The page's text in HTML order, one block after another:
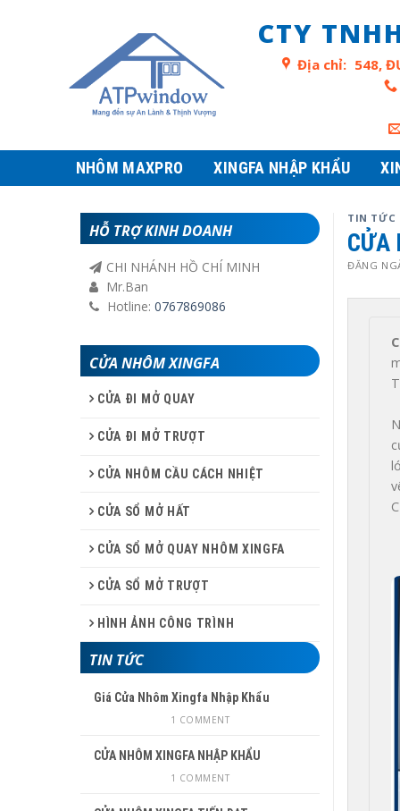
CTY
Địa chỉ: 548,
NHÔM MAXPRO XINGFA NHẬP KHẨU
HỖ TRỢ KINH DOANH
CHI NHÁNH HỒ CHÍ MINH
Mr.Ban
Hotline: 0767869086
CỬA NHÔM XINGFA
CỬA ĐI MỞ QUAY
CỬA ĐI MỞ TRƯỢT
CỬA NHÔM CẦU CÁCH NHIỆT
CỬA SỔ MỞ HẤT
CỬA SỔ MỞ QUAY NHÔM XINGFA
CỬA SỔ MỞ TRƯỢT
HÌNH ẢNH CÔNG TRÌNH
TIN TỨC
Giá Cửa Nhôm Xingfa Nhập Khẩu
1 COMMENT
CỬA NHÔM XINGFA NHẬP KHẨU
1 COMMENT
TIN TỨC
CỬA
ĐĂNG